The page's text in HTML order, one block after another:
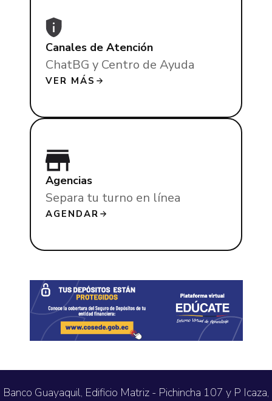
Canales de Atención
ChatBG y Centro de Ayuda
VER MÁS
Agencias
Separa tu turno en línea
AGENDAR
Banco Guayaquil, Edificio Matriz - Pichincha 107 y P Icaza,